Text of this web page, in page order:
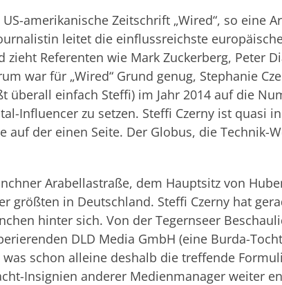
amerikanische Zeitschrift „Wired“, so eine
leitet die einflussreichste
zieht Referenten wie Mark Zuckerberg, Peter
war für „Wired“ Grund genug, Stephanie
überall einfach Steffi) im Jahr 2014 auf die
Influencer zu setzen. Steffi Czerny ist quasi
auf der einen Seite. Der Globus, die Technik-
Arabellastraße, dem Hauptsitz von
größten in Deutschland. Steffi Czerny hat
hinter sich. Von der Tegernseer
DLD Media GmbH (eine Burda-
schon alleine deshalb die treffende
Insignien anderer Medienmanager weiter